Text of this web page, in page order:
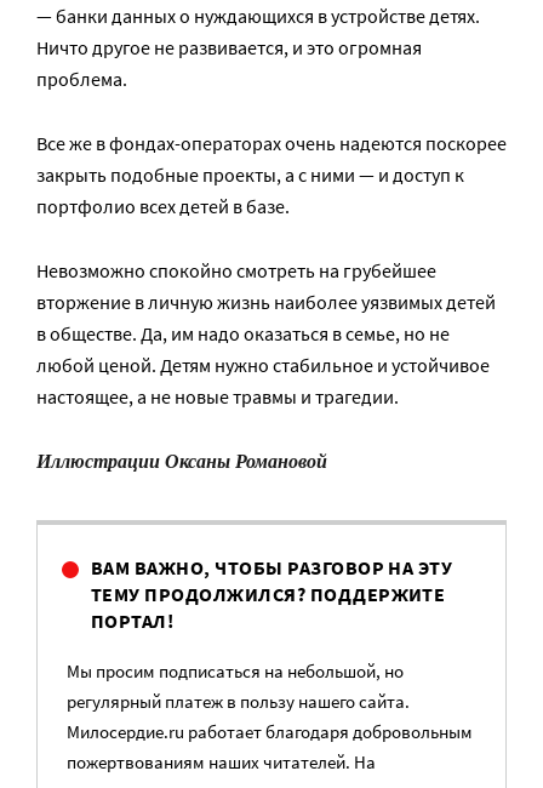
— банки данных о нуждающихся в устройстве детях.
Ничто другое не развивается, и это огромная
проблема.
Все же в фондах-операторах очень надеются поскорее
закрыть подобные проекты, а с ними — и доступ к
портфолио всех детей в базе.
Невозможно спокойно смотреть на грубейшее
вторжение в личную жизнь наиболее уязвимых детей
в обществе. Да, им надо оказаться в семье, но не
любой ценой. Детям нужно стабильное и устойчивое
настоящее, а не новые травмы и трагедии.
Иллюстрации Оксаны Романовой
ВАМ ВАЖНО, ЧТОБЫ РАЗГОВОР НА ЭТУ
ТЕМУ ПРОДОЛЖИЛСЯ? ПОДДЕРЖИТЕ
ПОРТАЛ!
Мы просим подписаться на небольшой, но
регулярный платеж в пользу нашего сайта.
Милосердие.ru работает благодаря добровольным
пожертвованиям наших читателей. На